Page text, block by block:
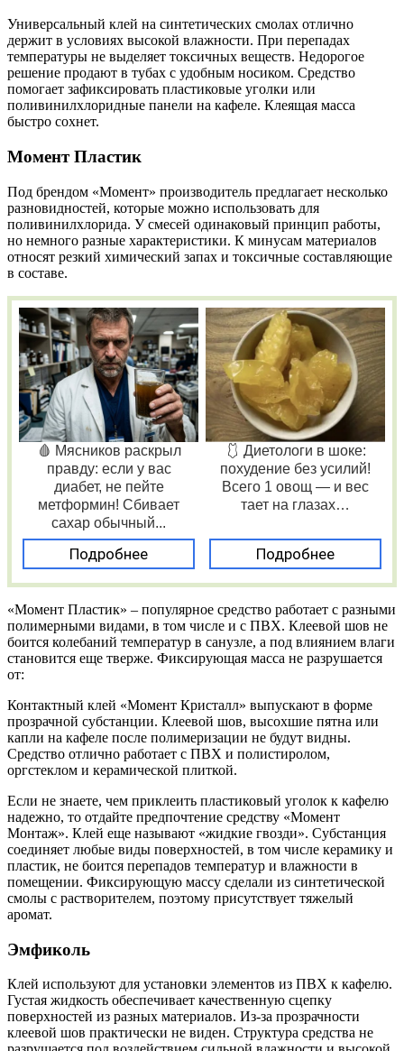
Универсальный клей на синтетических смолах отлично
держит в условиях высокой влажности. При перепадах
температуры не выделяет токсичных веществ. Недорогое
решение продают в тубах с удобным носиком. Средство
помогает зафиксировать пластиковые уголки или
поливинилхлоридные панели на кафеле. Клеящая масса
быстро сохнет.
Момент Пластик
Под брендом «Момент» производитель предлагает несколько
разновидностей, которые можно использовать для
поливинилхлорида. У смесей одинаковый принцип работы,
но немного разные характеристики. К минусам материалов
относят резкий химический запах и токсичные составляющие
в составе.
🩸 Мясников раскрыл
правду: если у вас
диабет, не пейте
метформин! Сбивает
сахар обычный...
Подробнее
🩱 Диетологи в шоке:
похудение без усилий!
Всего 1 овощ — и вес
тает на глазах…
Подробнее
«Момент Пластик» – популярное средство работает с разными
полимерными видами, в том числе и с ПВХ. Клеевой шов не
боится колебаний температур в санузле, а под влиянием влаги
становится еще тверже. Фиксирующая масса не разрушается
от:
Контактный клей «Момент Кристалл» выпускают в форме
прозрачной субстанции. Клеевой шов, высохшие пятна или
капли на кафеле после полимеризации не будут видны.
Средство отлично работает с ПВХ и полистиролом,
оргстеклом и керамической плиткой.
Если не знаете, чем приклеить пластиковый уголок к кафелю
надежно, то отдайте предпочтение средству «Момент
Монтаж». Клей еще называют «жидкие гвозди». Субстанция
соединяет любые виды поверхностей, в том числе керамику и
пластик, не боится перепадов температур и влажности в
помещении. Фиксирующую массу сделали из синтетической
смолы с растворителем, поэтому присутствует тяжелый
аромат.
Эмфиколь
Клей используют для установки элементов из ПВХ к кафелю.
Густая жидкость обеспечивает качественную сцепку
поверхностей из разных материалов. Из-за прозрачности
клеевой шов практически не виден. Структура средства не